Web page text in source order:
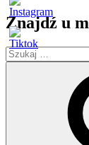
Znajdź u
Szukaj: